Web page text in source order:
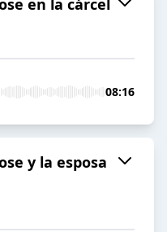
en la cárcel
08:16
y la esposa